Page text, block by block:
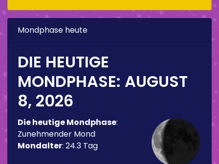
Mondphase heute
DIE HEUTIGE
MONDPHASE: AUGUST
8, 2026
Die heutige Mondphase:
Zunehmender Mond
Mondalter: 24.3 Tag